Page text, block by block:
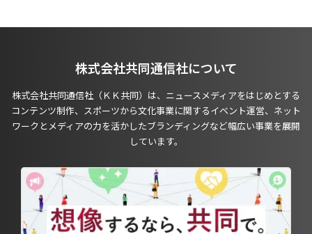
株式会社共同通信社について
株式会社共同通信社（ＫＫ共同）は、ニュースメディアをはじめとする
コンテンツ制作、スポーツから文化事業に関するイベント運営、ネット
ワークとメディアの力を活かしたブランディングなど幅広い事業を展開
しています。